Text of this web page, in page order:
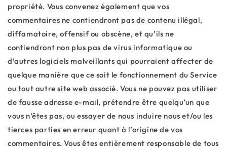
propriété. Vous convenez également que vos
commentaires ne contiendront pas de contenu illégal,
diffamatoire, offensif ou obscène, et qu’ils ne
contiendront non plus pas de virus informatique ou
d’autres logiciels malveillants qui pourraient affecter de
quelque manière que ce soit le fonctionnement du Service
ou tout autre site web associé. Vous ne pouvez pas utiliser
de fausse adresse e-mail, prétendre être quelqu’un que
vous n’êtes pas, ou essayer de nous induire nous et/ou les
tierces parties en erreur quant à l’origine de vos
commentaires. Vous êtes entièrement responsable de tous